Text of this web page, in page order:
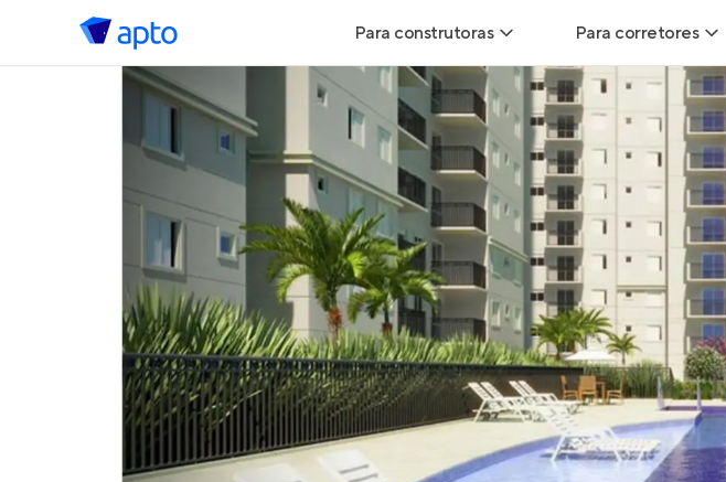
Para construtoras
Geração de Leads
Geração de Visitas
Geração de Vendas
Maiores Construtoras
Parcerias Imobiliárias
Anunciar Imóveis
Para corretores
Leads para
Corretor+
Parcerias
Hub de
Perfil
Anunciar